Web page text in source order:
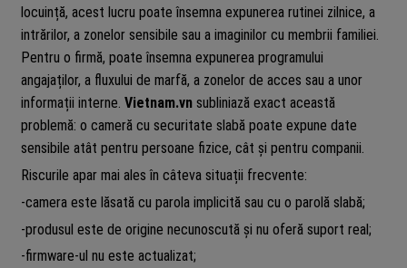
locuință, acest lucru poate însemna expunerea rutinei zilnice, a
intrărilor, a zonelor sensibile sau a imaginilor cu membrii familiei.
Pentru o firmă, poate însemna expunerea programului
angajaților, a fluxului de marfă, a zonelor de acces sau a unor
informații interne. Vietnam.vnsubliniază exact această
problemă: o cameră cu securitate slabă poate expune date
sensibile atât pentru persoane fizice, cât și pentru companii.
Riscurile apar mai ales în câteva situații frecvente:
-camera este lăsată cu parola implicită sau cu o parolă slabă;
-produsul este de origine necunoscută și nu oferă suport real;
-firmware-ul nu este actualizat;